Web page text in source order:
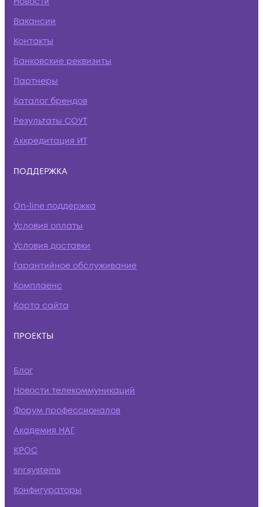
Вакансии
Контакты
Банковские реквизиты
Партнеры
Каталог брендов
Результаты СОУТ
Аккредитация ИТ
ПОДДЕРЖКА
On-line поддержка
Условия оплаты
Условия доставки
Гарантийное обслуживание
Комплаенс
Карта сайта
ПРОЕКТЫ
Блог
Новости телекоммуникаций
Форум профессионалов
Академия НАГ
КРОС
snr.systems
Конфигураторы